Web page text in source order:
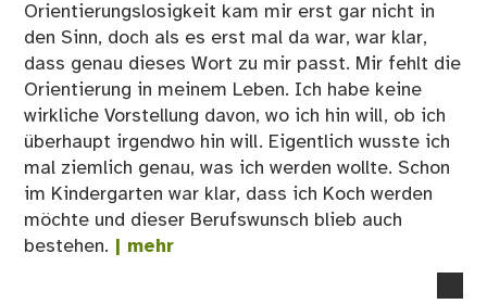
Orientierungslosigkeit kam mir erst gar nicht in
den Sinn, doch als es erst mal da war, war klar,
dass genau dieses Wort zu mir passt. Mir fehlt die
Orientierung in meinem Leben. Ich habe keine
wirkliche Vorstellung davon, wo ich hin will, ob ich
überhaupt irgendwo hin will. Eigentlich wusste ich
mal ziemlich genau, was ich werden wollte. Schon
im Kindergarten war klar, dass ich Koch werden
möchte und dieser Berufswunsch blieb auch
bestehen. | mehr